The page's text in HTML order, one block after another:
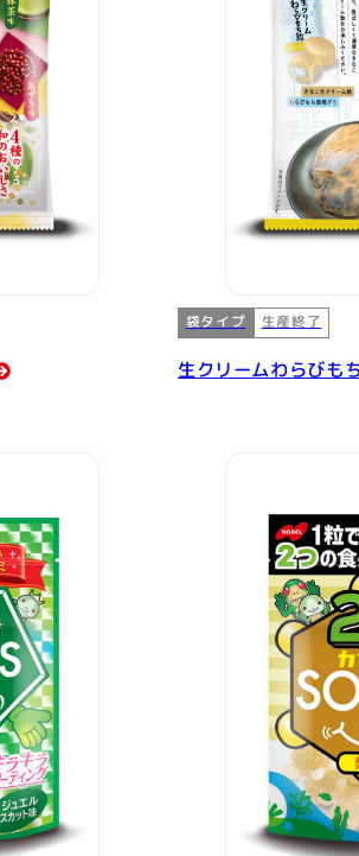
袋タイプ 生産終了
生クリームわらびも